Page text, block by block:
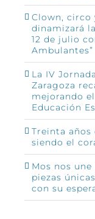
Clown, circo
dinamizará
12 de julio
Ambulantes”
La IV
Zaragoza
mejorando
Educación
Treinta años
siendo el
Mos nos
piezas
con su